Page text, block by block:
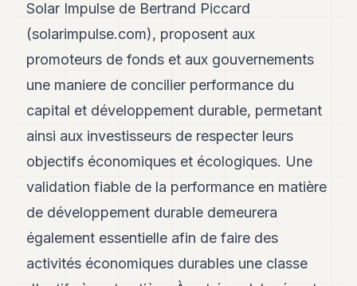
JURIDIQUE
ENTREPRISES
CONTACT
S'ABONNER
FR
Solar Impulse de Bertrand Piccard
(solarimpulse.com), proposent aux
promoteurs de fonds et aux gouvernements
une maniere de concilier performance du
capital et développement durable, permetant
ainsi aux investisseurs de respecter leurs
objectifs économiques et écologiques. Une
validation fiable de la performance en matière
de développement durable demeurera
également essentielle afin de faire des
activités économiques durables une classe